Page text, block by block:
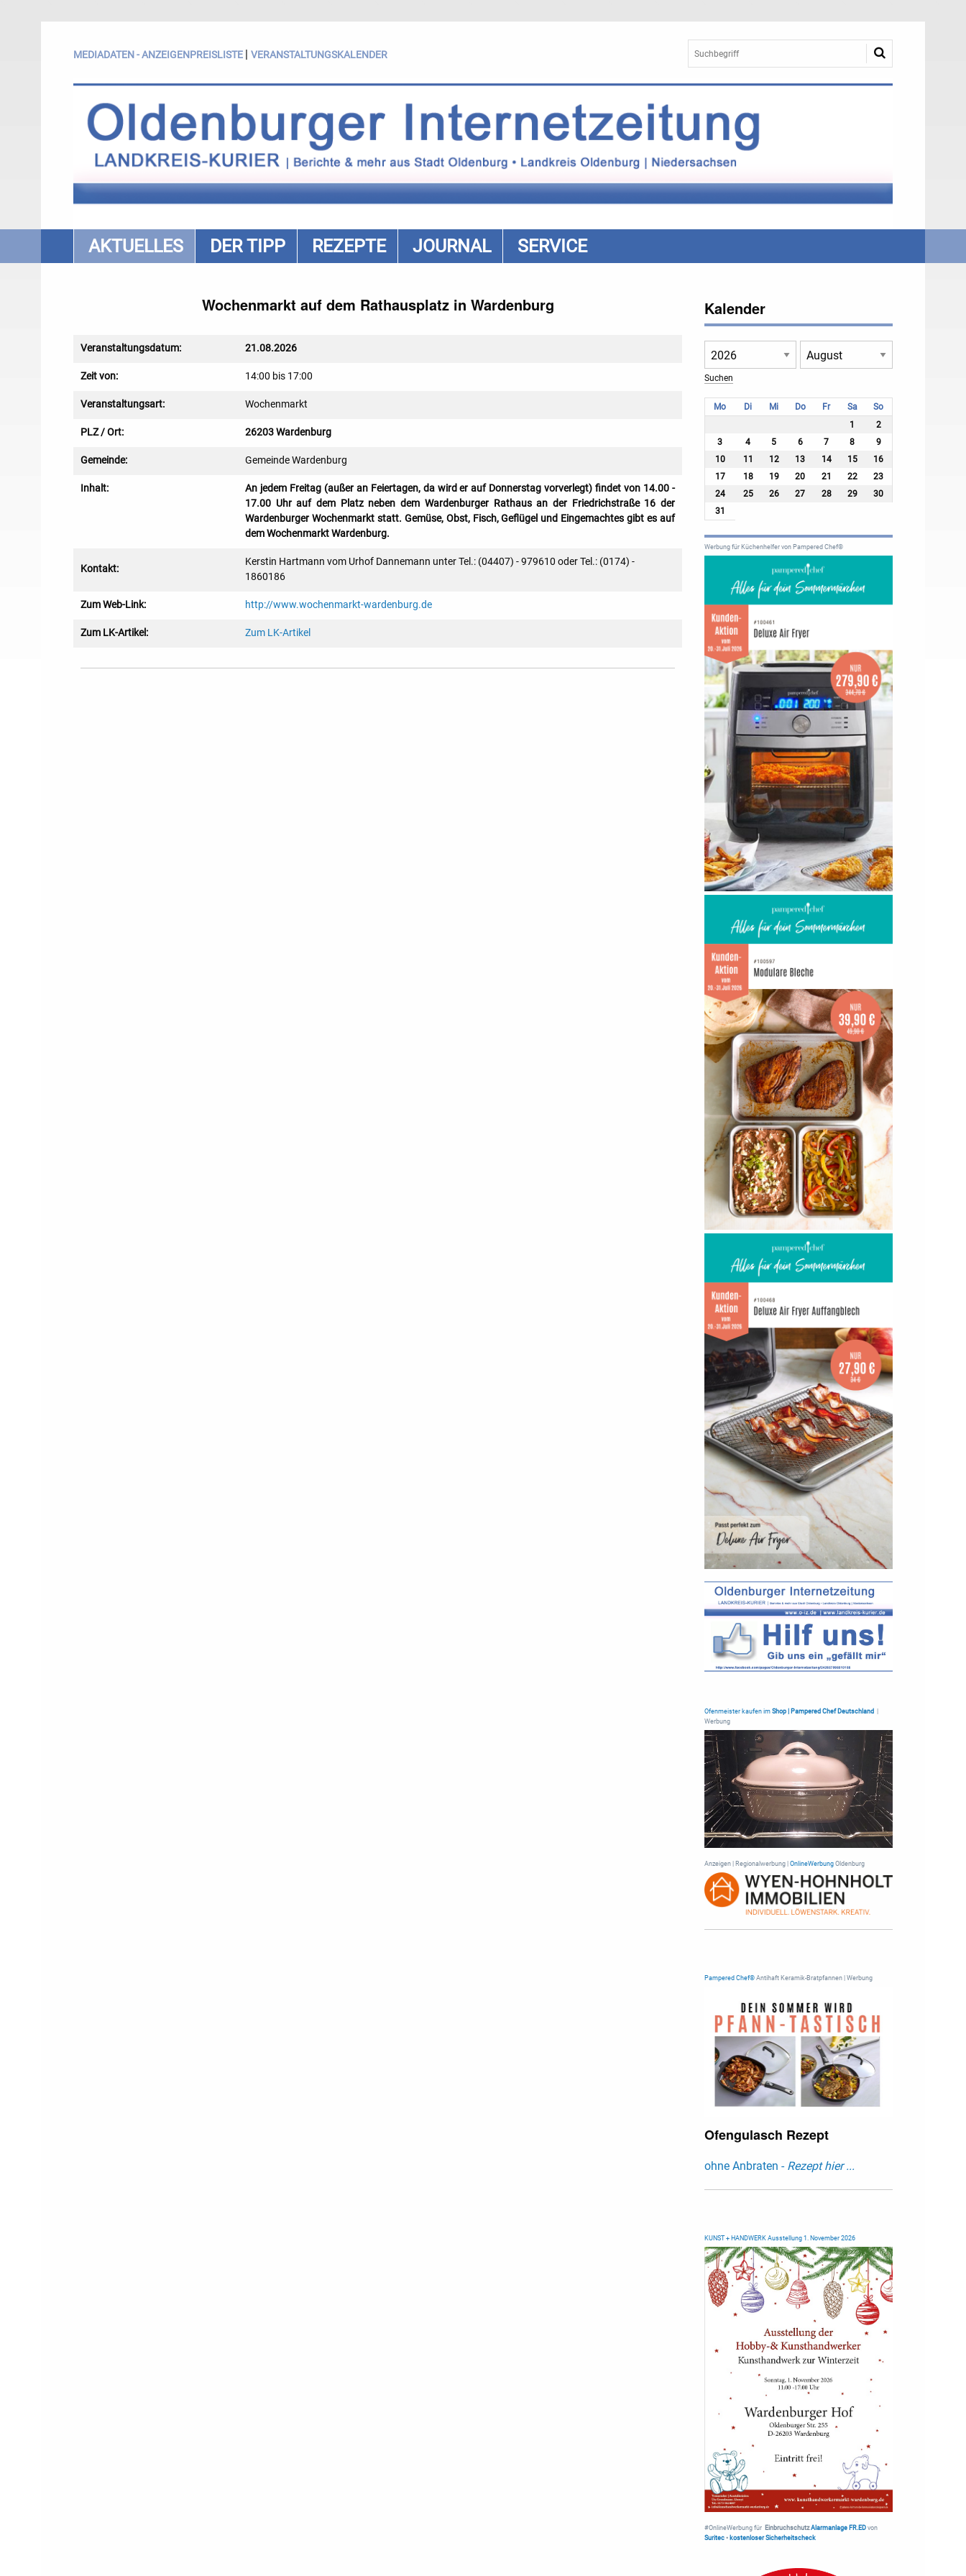
MEDIADATEN - ANZEIGENPREISLISTE | VERANSTALTUNGSKALENDER
AKTUELLES DER TIPP REZEPTE JOURNAL SERVICE
Wochenmarkt auf dem Rathausplatz in Wardenburg
Veranstaltungsdatum: 21.08.2026
Zeit von: 14:00 bis 17:00
Veranstaltungsart: Wochenmarkt
PLZ / Ort: 26203 Wardenburg
Gemeinde: Gemeinde Wardenburg
Inhalt:
An jedem Freitag (außer an Feiertagen, da wird er auf Donnerstag vorverlegt) findet von 14.00 -
17.00 Uhr auf dem Platz neben dem Wardenburger Rathaus an der Friedrichstraße 16 der
Wardenburger Wochenmarkt statt. Gemüse, Obst, Fisch, Geflügel und Eingemachtes gibt es auf
dem Wochenmarkt Wardenburg.
Kontakt:
Kerstin Hartmann vom Urhof Dannemann unter Tel.: (04407) - 979610 oder Tel.: (0174) -
1860186
Zum Web-Link: http://www.wochenmarkt-wardenburg.de
Zum LK-Artikel: Zum LK-Artikel
Kalender
Mo Di Mi Do Fr Sa
So
1
2
3
4 5 6 7 8
9
10
11 12 13 14 15
16
17
18 19 20 21 22
23
24
25 26 27 28 29
30
31
Werbung für Küchenhelfer von Pampered Chef®
Ofenmeister kaufen im Shop | Pampered Chef Deutschland
Werbung
Anzeigen | Regionalwerbung | OnlineWerbungOldenburg
Pampered Chef®Antihaft Keramik-Bratpfannen | Werbung
Ofengulasch Rezept
ohne Anbraten - Rezept hier ...
KUNST + HANDWERK Ausstellung 1. November 2026
#OnlineWerbung für Einbruchschutz Alarmanlage FR.ED von
Suritec• kostenloser Sicherheitscheck